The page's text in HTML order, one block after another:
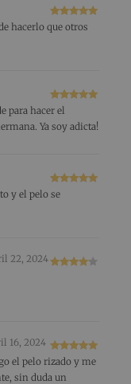
Valorado
hacerlo que otros
Valorado
con5 de 5
para hacer el
Ya soy adicta!
Valorado
y el pelo se
22, 2024
Valorado
con
16, 2024
el pelo rizado y me
sin duda un